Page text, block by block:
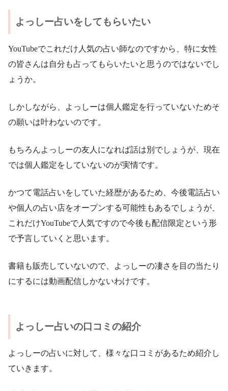
よっしー占いをしてもらいたい
YouTubeでこれだけ人気の占い師なのですから、特に女性
の皆さんは自分も占ってもらいたいと思うのではないでし
ょうか。
しかしながら、よっしーは個人鑑定を行っていないためそ
の願いは叶わないのです。
もちろんよっしーの友人になれば話は別でしょうが、現在
では個人鑑定をしていないのが実情です。
かつて電話占いをしていた経歴があるため、今後電話占い
や個人の占い店をオープンする可能性もあるでしょうが、
これだけYouTubeで人気ですので今後も配信限定という形
で予言していくと思います。
書籍も販売していないので、よっしーの凄さを目の当たり
にするには動画配信しかないわけです。
よっしー占いの口コミの紹介
よっしーの占いに対して、様々な口コミがあるため紹介し
ていきます。